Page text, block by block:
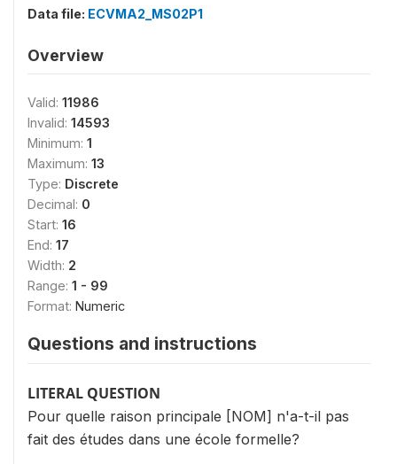
Data file: ECVMA2_MS02P1
Overview
Valid: 11986
Invalid: 14593
Minimum: 1
Maximum: 13
Type: Discrete
Decimal: 0
Start: 16
End: 17
Width: 2
Range: 1 - 99
Format: Numeric
Questions and instructions
LITERAL QUESTION
Pour quelle raison principale [NOM] n'a-t-il pas
fait des études dans une école formelle?